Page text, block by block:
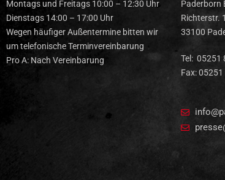
Montags und Freitags 10:00 – 12:30 Uhr
Dienstags 14:00 – 17:00 Uhr
Wegen häufiger Außentermine bitten wir
um telefonische Terminvereinbarung
Pro A: Nach Vereinbarung
Paderborn
Richterstr.
33100
Tel: 05251
Fax: